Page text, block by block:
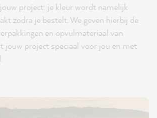
project: je kleur wordt namelijk
zodra je bestelt. We geven hierbij de
en opvulmateriaal van
jouw project speciaal voor jou en met